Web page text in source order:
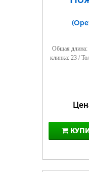
Общая длина:
клинка: 23 /